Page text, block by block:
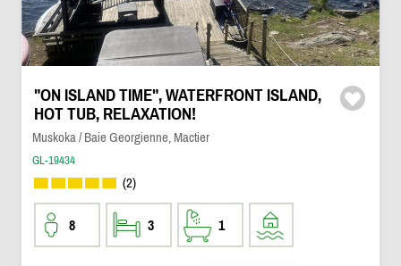
"ON ISLAND TIME", WATERFRONT ISLAND,
HOT TUB, RELAXATION!
Muskoka / Baie Georgienne, Mactier
GL-19434
(2)
8 3 1